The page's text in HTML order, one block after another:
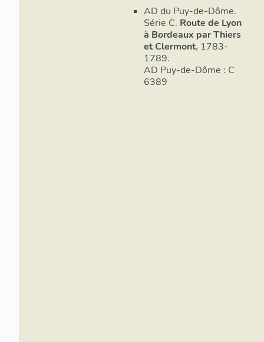
dossier
rue de
les axes
AD du Puy-de-Dôme.
Série C. Route de Lyon
à Bordeaux par Thiers
et Clermont, 1783-
1789.
AD Puy-de-Dôme : C
6389